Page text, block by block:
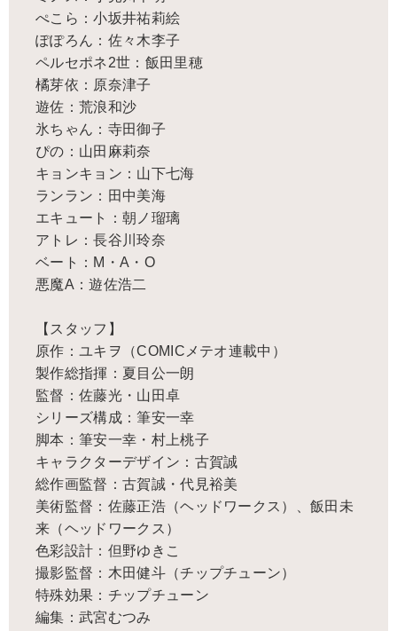
ぺこら：小坂井祐莉絵
ぽぽろん：佐々木李子
ペルセポネ2世：飯田里穂
橘芽依：原奈津子
遊佐：荒浪和沙
氷ちゃん：寺田御子
ぴの：山田麻莉奈
キョンキョン：山下七海
ランラン：田中美海
エキュート：朝ノ瑠璃
アトレ：長谷川玲奈
ベート：M・A・O
悪魔A：遊佐浩二
【スタッフ】
原作：ユキヲ（COMICメテオ連載中）
製作総指揮：夏目公一朗
監督：佐藤光・山田卓
シリーズ構成：筆安一幸
脚本：筆安一幸・村上桃子
キャラクターデザイン：古賀誠
総作画監督：古賀誠・代見裕美
美術監督：佐藤正浩（ヘッドワークス）、飯田未
来（ヘッドワークス）
色彩設計：但野ゆきこ
撮影監督：木田健斗（チップチューン）
特殊効果：チップチューン
編集：武宮むつみ